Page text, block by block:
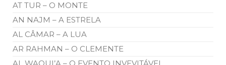
AT TUR – O MONTE
AN NAJM – A ESTRELA
AL CÂMAR – A LUA
AR RAHMAN – O CLEMENTE